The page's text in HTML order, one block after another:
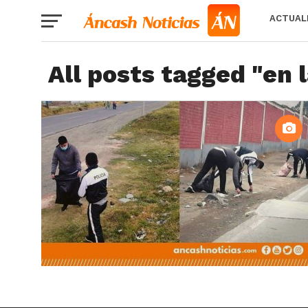
All posts tagged "en